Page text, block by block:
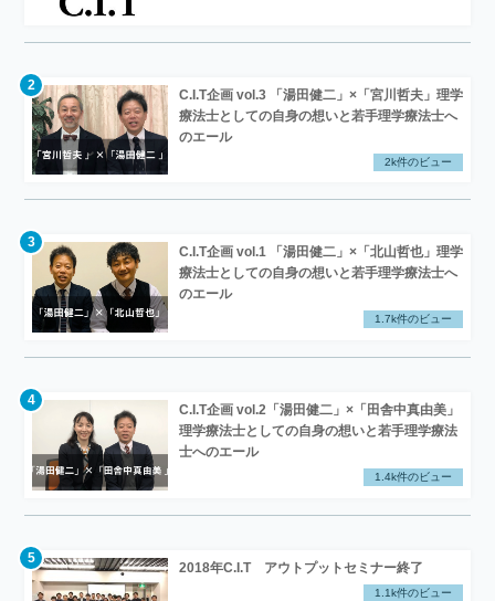
C.I.T企画 vol.3 「湯田健二」×「宮川哲夫」理学
療法士としての自身の想いと若手理学療法士へ
のエール
2k件のビュー
C.I.T企画 vol.1 「湯田健二」×「北山哲也」理学
療法士としての自身の想いと若手理学療法士へ
のエール
1.7k件のビュー
C.I.T企画 vol.2「湯田健二」×「田舎中真由美」
理学療法士としての自身の想いと若手理学療法
士へのエール
1.4k件のビュー
2018年C.I.T アウトプットセミナー終了
1.1k件のビュー